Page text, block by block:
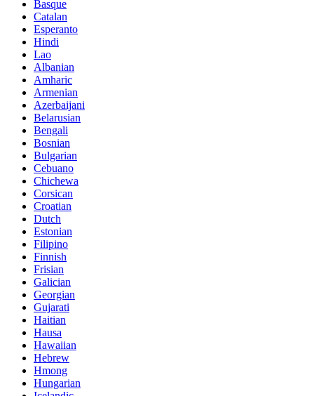
Basque
Catalan
Esperanto
Hindi
Lao
Albanian
Amharic
Armenian
Azerbaijani
Belarusian
Bengali
Bosnian
Bulgarian
Cebuano
Chichewa
Corsican
Croatian
Dutch
Estonian
Filipino
Finnish
Frisian
Galician
Georgian
Gujarati
Haitian
Hausa
Hawaiian
Hebrew
Hmong
Hungarian